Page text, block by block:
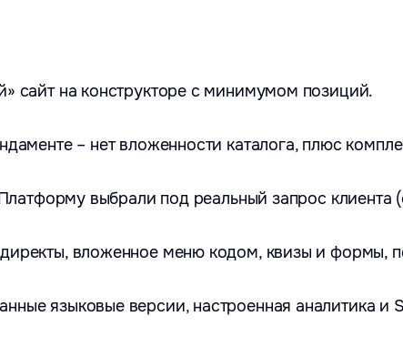
сайт на конструкторе с минимумом позиций.
– нет вложенности каталога, плюс
выбрали под реальный запрос
вложенное меню кодом, квизы и формы,
языковые версии, настроенная аналитика и